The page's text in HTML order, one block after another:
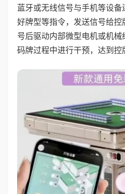
蓝牙或无线信号与手机等设
好牌型等指令，发送信号给
号后驱动内部微型电机或机械
码牌过程中进行干预，达到控